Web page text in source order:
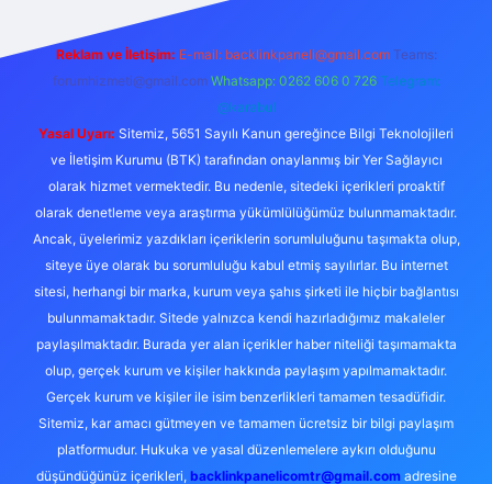
Reklam ve İletişim: E-mail: backlinkpaneli@gmail.com Teams:
forumhizmeti@gmail.com Whatsapp: 0262 606 0 726 Telegram:
@karabul
Yasal Uyarı: Sitemiz, 5651 Sayılı Kanun gereğince Bilgi Teknolojileri
ve İletişim Kurumu (BTK) tarafından onaylanmış bir Yer Sağlayıcı
olarak hizmet vermektedir. Bu nedenle, sitedeki içerikleri proaktif
olarak denetleme veya araştırma yükümlülüğümüz bulunmamaktadır.
Ancak, üyelerimiz yazdıkları içeriklerin sorumluluğunu taşımakta olup,
siteye üye olarak bu sorumluluğu kabul etmiş sayılırlar. Bu internet
sitesi, herhangi bir marka, kurum veya şahıs şirketi ile hiçbir bağlantısı
bulunmamaktadır. Sitede yalnızca kendi hazırladığımız makaleler
paylaşılmaktadır. Burada yer alan içerikler haber niteliği taşımamakta
olup, gerçek kurum ve kişiler hakkında paylaşım yapılmamaktadır.
Gerçek kurum ve kişiler ile isim benzerlikleri tamamen tesadüfidir.
Sitemiz, kar amacı gütmeyen ve tamamen ücretsiz bir bilgi paylaşım
platformudur. Hukuka ve yasal düzenlemelere aykırı olduğunu
düşündüğünüz içerikleri, backlinkpanelicomtr@gmail.comadresine